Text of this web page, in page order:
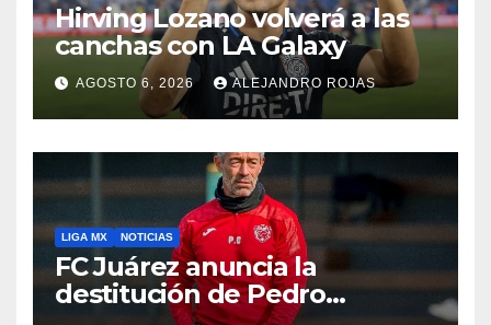
Hirving Lozano volverá a las
canchas con LA Galaxy
AGOSTO 6, 2026 ALEJANDRO ROJAS
LIGA MX NOTICIAS
FC Juárez anuncia la
destitución de Pedro